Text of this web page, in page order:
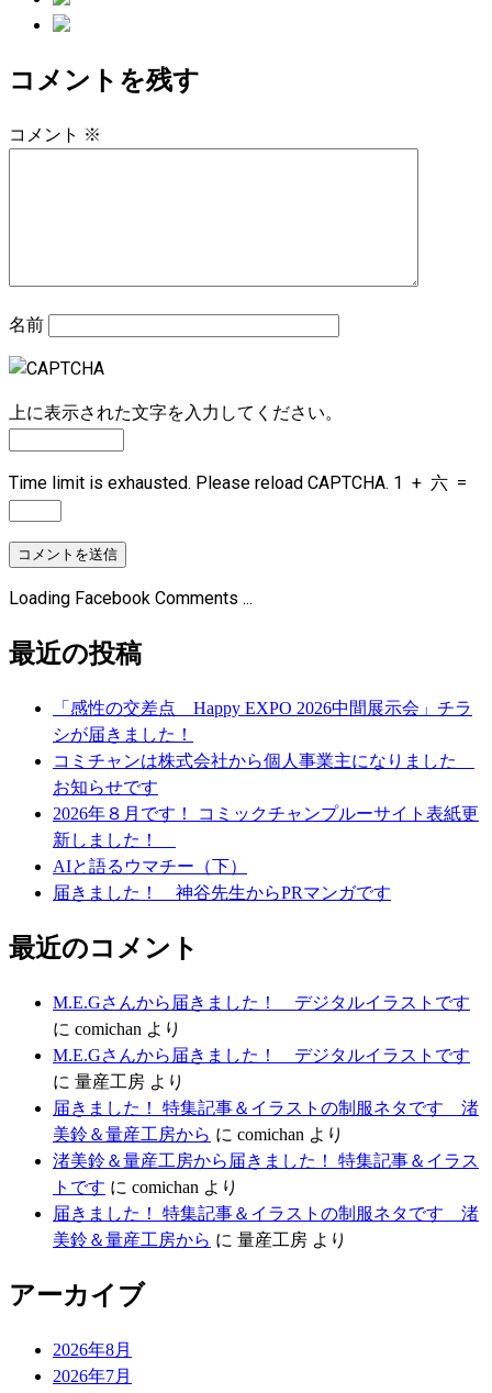
コメントを残す
コメント ※
名前
上に表示された文字を入力してください。
Time limit is exhausted. Please reload CAPTCHA. 1 + 六 =
Loading Facebook Comments ...
最近の投稿
「感性の交差点 Happy EXPO 2026中間展示会」チラ
シが届きました！
コミチャンは株式会社から個人事業主になりました
お知らせです
2026年８月です！ コミックチャンプルーサイト表紙更
新しました！
AIと語るウマチー（下）
届きました！ 神谷先生からPRマンガです
最近のコメント
M.E.Gさんから届きました！ デジタルイラストです
に comichan より
M.E.Gさんから届きました！ デジタルイラストです
に 量産工房 より
届きました！ 特集記事＆イラストの制服ネタです 渚
美鈴＆量産工房から に comichan より
渚美鈴＆量産工房から届きました！ 特集記事＆イラス
トです に comichan より
届きました！ 特集記事＆イラストの制服ネタです 渚
美鈴＆量産工房から に 量産工房 より
アーカイブ
2026年8月
2026年7月